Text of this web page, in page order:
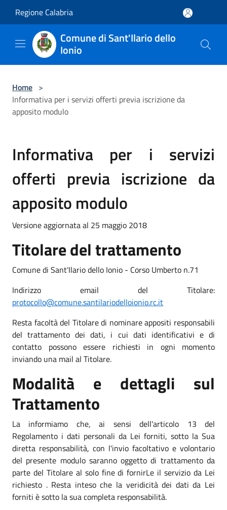
Regione Calabria
Comune di Sant'Ilario dello
Ionio
Home >
Informativa per i servizi offerti previa iscrizione da
apposito modulo
Informativa per i servizi
offerti previa iscrizione da
apposito modulo
Versione aggiornata al 25 maggio 2018
Titolare del trattamento
Comune di Sant'Ilario dello Ionio - Corso Umberto n.71
Indirizzo email del Titolare:
protocollo@comune.santilariodelloionio.rc.it
Resta facoltà del Titolare di nominare appositi responsabili
del trattamento dei dati, i cui dati identificativi e di
contatto possono essere richiesti in ogni momento
inviando una mail al Titolare.
Modalità e dettagli sul
Trattamento
La informiamo che, ai sensi dell'articolo 13 del
Regolamento i dati personali da Lei forniti, sotto la Sua
diretta responsabilità, con l'invio facoltativo e volontario
del presente modulo saranno oggetto di trattamento da
parte del Titolare al solo fine di fornirLe il servizio da Lei
richiesto . Resta inteso che la veridicità dei dati da Lei
forniti è sotto la sua completa responsabilità.